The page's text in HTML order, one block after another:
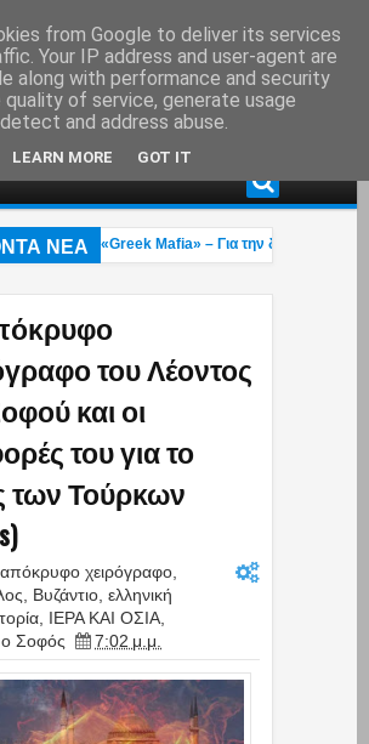
ΝΕΑ
της «Greek Mafia» – Για την δολοφνία
του Λέοντος
και οι
του για το
των Τούρκων
απόκρυφο χειρόγραφο
Βυζάντιο ελληνική
ΙΕΡΑ ΚΑΙ ΟΣΙΑ
Σοφός
7:02 μ.μ.
from Google to deliver its services
Your IP address and user-agent are
along with performance and security
of service, generate usage
and address abuse.
LEARN MORE GOT IT